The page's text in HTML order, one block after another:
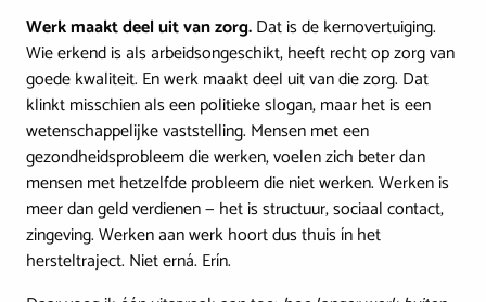
Werk maakt deel uit van zorg.Dat is de kernovertuiging.
Wie erkend is als arbeidsongeschikt, heeft recht op zorg van
goede kwaliteit. En werk maakt deel uit van die zorg. Dat
klinkt misschien als een politieke slogan, maar het is een
wetenschappelijke vaststelling. Mensen met een
gezondheidsprobleem die werken, voelen zich beter dan
mensen met hetzelfde probleem die niet werken. Werken is
meer dan geld verdienen — het is structuur, sociaal contact,
zingeving. Werken aan werk hoort dus thuis ín het
hersteltraject. Niet erná. Erín.